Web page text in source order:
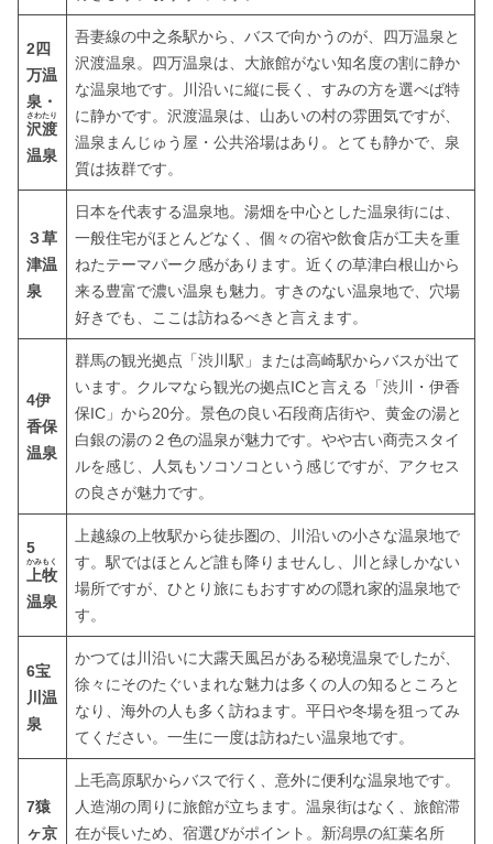
2 四
万温
泉・
沢渡
さわたり
温泉
吾妻線の中之条駅から、バスで向かうのが、四万温泉と
沢渡温泉。四万温泉は、大旅館がない知名度の割に静か
な温泉地です。川沿いに縦に長く、すみの方を選べば特
に静かです。沢渡温泉は、山あいの村の雰囲気ですが、
温泉まんじゅう屋・公共浴場はあり。とても静かで、泉
質は抜群です。
３草
津温
泉
日本を代表する温泉地。湯畑を中心とした温泉街には、
一般住宅がほとんどなく、個々の宿や飲食店が工夫を重
ねたテーマパーク感があります。近くの草津白根山から
来る豊富で濃い温泉も魅力。すきのない温泉地で、穴場
好きでも、ここは訪ねるべきと言えます。
4伊
香保
温泉
群馬の観光拠点「渋川駅」または高崎駅からバスが出て
います。クルマなら観光の拠点ICと言える「渋川・伊香
保IC」から20分。景色の良い石段商店街や、黄金の湯と
白銀の湯の２色の温泉が魅力です。やや古い商売スタイ
ルを感じ、人気もソコソコという感じですが、アクセス
の良さが魅力です。
5
上牧
かみもく
温泉
上越線の上牧駅から徒歩圏の、川沿いの小さな温泉地で
す。駅ではほとんど誰も降りませんし、川と緑しかない
場所ですが、ひとり旅にもおすすめの隠れ家的温泉地で
す。
6宝
川温
泉
かつては川沿いに大露天風呂がある秘境温泉でしたが、
徐々にそのたぐいまれな魅力は多くの人の知るところと
なり、海外の人も多く訪ねます。平日や冬場を狙ってみ
てください。一生に一度は訪ねたい温泉地です。
7猿
ヶ京
上毛高原駅からバスで行く、意外に便利な温泉地です。
人造湖の周りに旅館が立ちます。温泉街はなく、旅館滞
在が長いため、宿選びがポイント。新潟県の紅葉名所